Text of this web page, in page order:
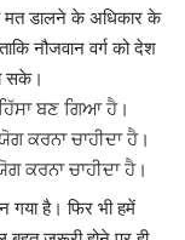
मत डालने के अधिकार के
नौजवान वर्ग को देश
सके।
ਬਣ ਗਿਆ ਹੈ।
ਕਰਨਾ ਚਾਹੀਦਾ ਹੈ।
ਕਰਨਾ ਚਾਹੀਦਾ ਹੈ।
गया है। फिर भी हमें